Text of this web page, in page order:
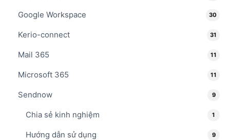
Google Workspace 30
Kerio-connect 31
Mail 365 11
Microsoft 365 11
Sendnow 9
Chia sẻ kinh nghiệm 1
Hướng dẫn sử dụng 9